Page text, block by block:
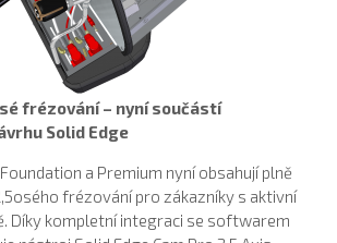
frézování – nyní součástí
Solid Edge
a Premium nyní obsahují plně
frézování pro zákazníky s aktivní
Díky kompletní integraci se softwarem